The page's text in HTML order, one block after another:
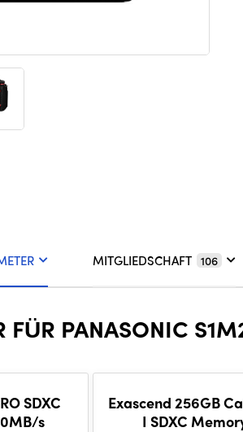
MITGLIEDSCHAFT 106
FÜR PANASONIC
SDXC
s
Exascend 256GB
I SDXC